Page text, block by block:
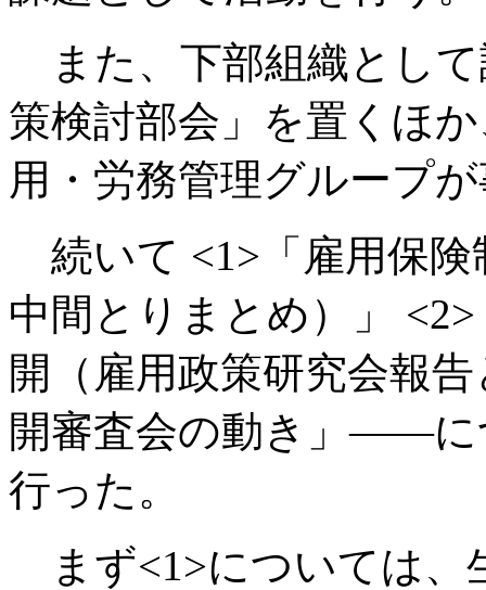
また、下部組織とし
策検討部会」を置くほ
用・労務管理グループ
続いて <1>「雇用保険
中間とりまとめ）」
開（雇用政策研究会報
開審査会の動き」――に
行った。
まず<1>については、